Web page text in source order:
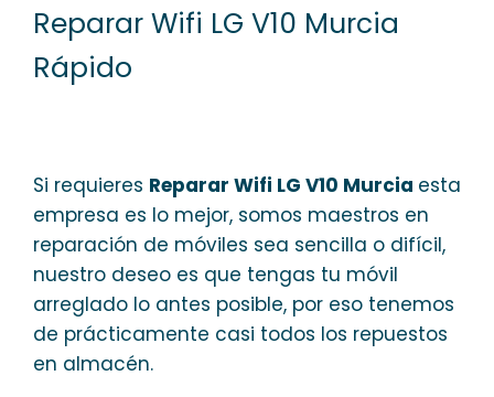
Reparar Wifi LG V10 Murcia
Rápido
Si requieres Reparar Wifi LG V10 Murcia esta
empresa es lo mejor, somos maestros en
reparación de móviles sea sencilla o difícil,
nuestro deseo es que tengas tu móvil
arreglado lo antes posible, por eso tenemos
de prácticamente casi todos los repuestos
en almacén.